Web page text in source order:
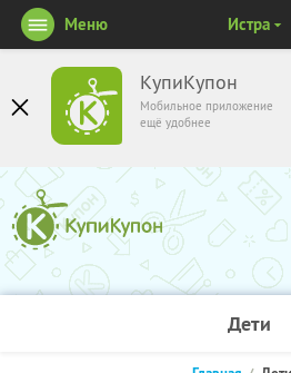
КупиКупон
Мобильное приложение
ещё удобнее
Меню Истра
Дети